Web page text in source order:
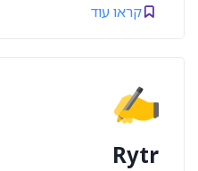
קראו עוד
Rytr